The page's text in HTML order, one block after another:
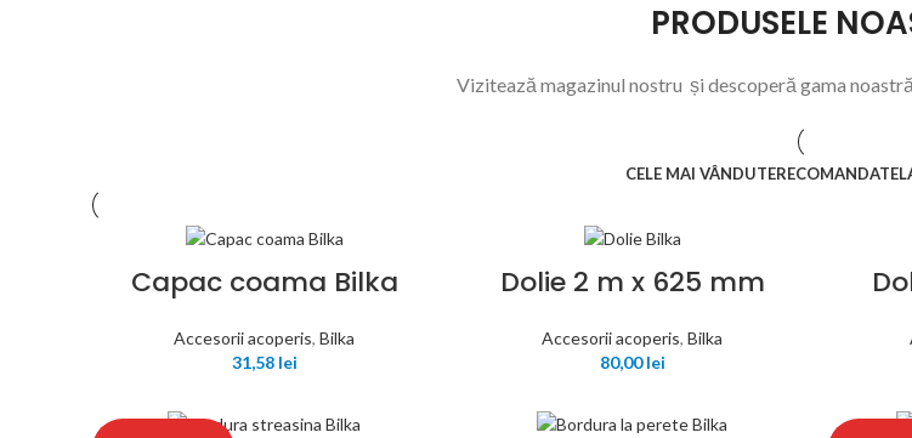
PRODUSELE
Vizitează magazinul nostru și descoperă gama
CELE MAI VÂNDUTERECOMANDATE
Capac coama Bilka
Accesorii acoperis, Bilka
31,58 lei
Dolie 2 m x 625 mm
Accesorii acoperis, Bilka
80,00lei